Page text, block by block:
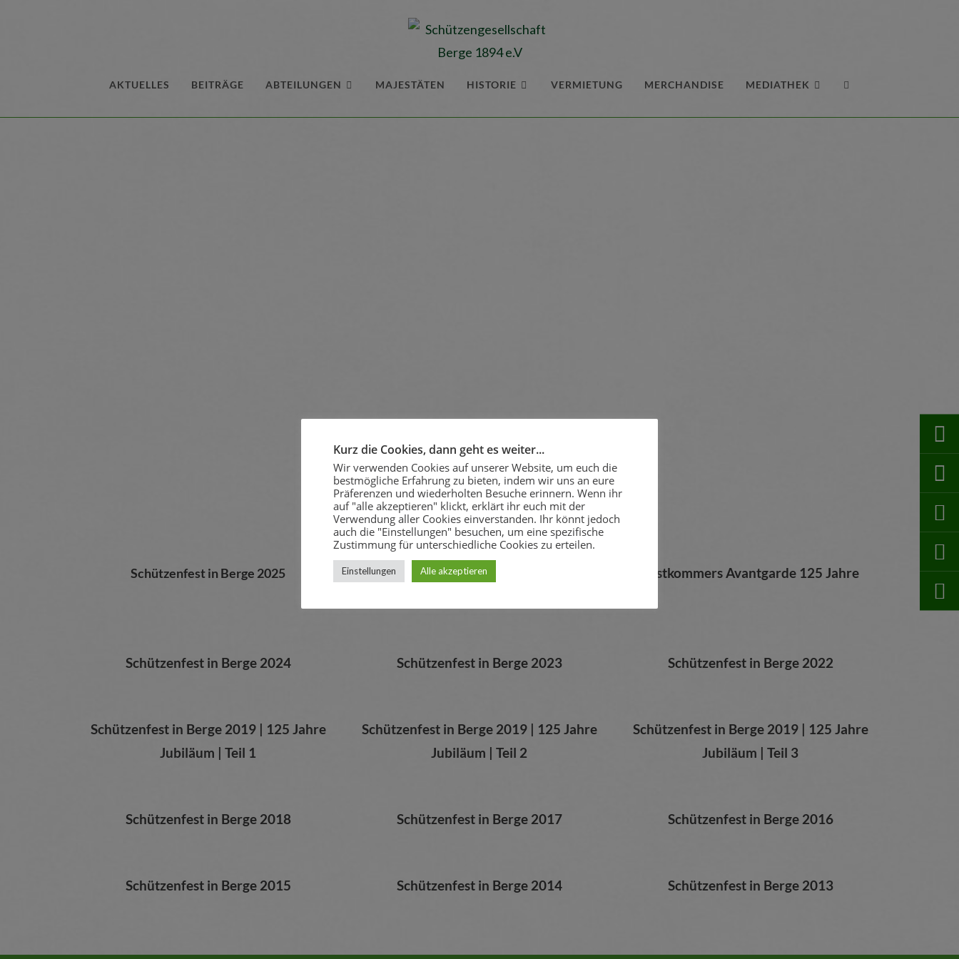
AKTUELLES BEITRÄGE ABTEILUNGEN MAJESTÄTEN HISTORIE VERMIETUNG MERCHANDISE MEDIATHEK
Schützenfest in Berge 2025
Schützenfest in Berge 2025
Stadtverband Avantgarden Schützenfest
Festkommers Avantgarde 125 Jahre
Schützenfest in Berge 2024 Schützenfest in Berge 2023 Schützenfest in Berge 2022
Schützenfest in Berge 2019 | 125 Jahre
Jubiläum | Teil 1
Schützenfest in Berge 2019 | 125 Jahre
Jubiläum | Teil 2
Schützenfest in Berge 2019 | 125 Jahre
Jubiläum | Teil 3
Schützenfest in Berge 2018 Schützenfest in Berge 2017 Schützenfest in Berge 2016
Schützenfest in Berge 2015 Schützenfest in Berge 2014 Schützenfest in Berge 2013
Kurz die Cookies, dann geht es weiter...
Wir verwenden Cookies auf unserer Website, um euch die
bestmögliche Erfahrung zu bieten, indem wir uns an eure
Präferenzen und wiederholten Besuche erinnern. Wenn ihr
auf "alle akzeptieren" klickt, erklärt ihr euch mit der
Verwendung aller Cookies einverstanden. Ihr könnt jedoch
auch die "Einstellungen" besuchen, um eine spezifische
Zustimmung für unterschiedliche Cookies zu erteilen.
Einstellungen Alle akzeptieren